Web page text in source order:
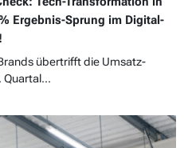
Ergebnis-Sprung im Digital-
übertrifft die Umsatz-
Quartal...